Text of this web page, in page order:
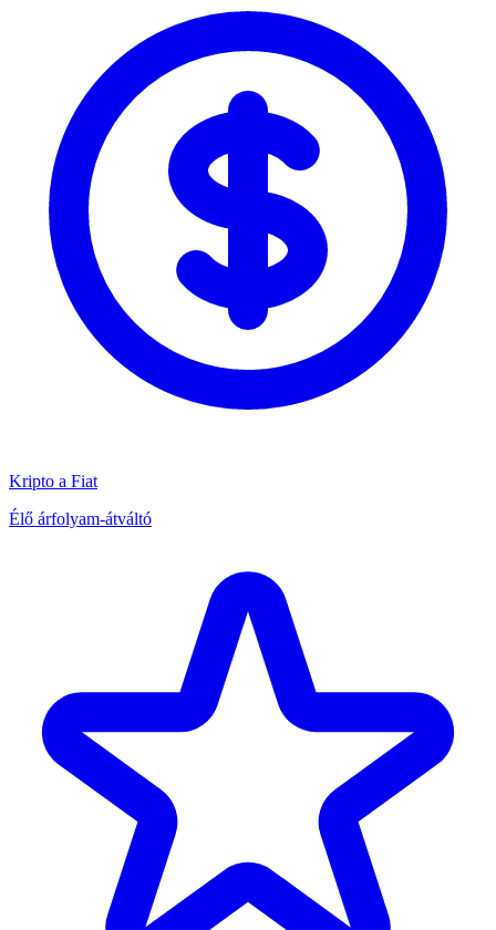
Kripto a Fiat
Élő árfolyam-átváltó